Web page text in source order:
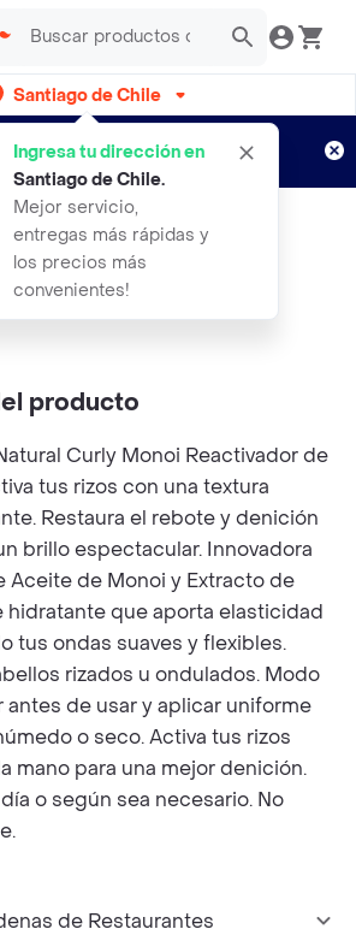
Santiago de Chile
Ingresa tu dirección en
Santiago de Chile.
Mejor servicio,
entregas más rápidas y
los precios más
convenientes!
gratis por semanas
Aplican TyC
Rizos
producto
Curly Monoi Reactivador de
tus rizos con una textura
Restaura el rebote y denición
brillo espectacular. Innovadora
Aceite de Monoi y Extracto de
hidratante que aporta elasticidad
tus ondas suaves y flexibles.
rizados u ondulados. Modo
antes de usar y aplicar uniforme
o seco. Activa tus rizos
mano para una mejor denición.
o según sea necesario. No
de Restaurantes